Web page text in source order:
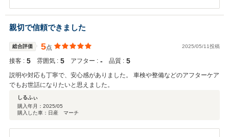
す。 何かお困りの事や、ご不明な箇所が御座いましたら、いつでも
お気軽にご相談を頂けたらと思っております。今後とも、末永いお付
き合いの程、宜しくお願い致します。
親切で信頼できました
総合評価 5点 2025/05/11投稿
接客 : 5 雰囲気 : 5 アフター : ‐ 品質 : 5
説明や対応も丁寧で、安心感がありました。 車検や整備などのアフターケア
でもお世話になりたいと思えました。
しるふぃ
購入年月： 2025/05
購入した車：日産 マーチ